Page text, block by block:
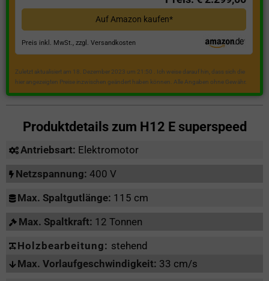
Auf Amazon kaufen*
Preis inkl. MwSt., zzgl. Versandkosten
Zuletzt aktualisiert am 18. Dezember 2023 um 21:50 . Ich weise darauf hin, dass sich die
hier angezeigten Preise inzwischen geändert haben können. Alle Angaben ohne Gewähr.
Produktdetails zum H12 E superspeed
Antriebsart: Elektromotor
Netzspannung: 400 V
Max. Spaltgutlänge: 115 cm
Max. Spaltkraft: 12 Tonnen
Holzbearbeitung: stehend
Max. Vorlaufgeschwindigkeit: 33 cm/s